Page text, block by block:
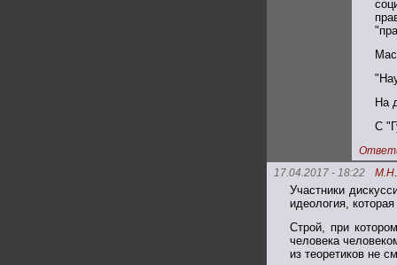
На
С
17.04.2017 - 18:22
Участники
идеология,
Строй, при
человека
из теоретиков не